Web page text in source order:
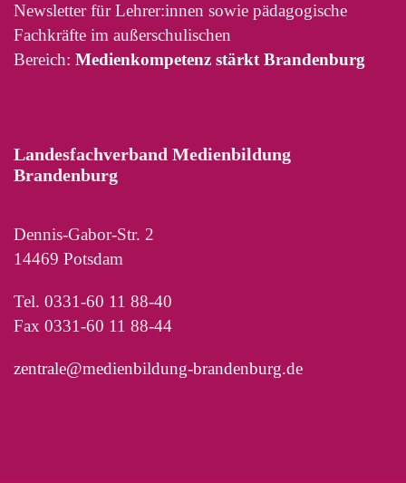
Newsletter für Lehrer:innen sowie pädagogische
Fachkräfte im außerschulischen
Bereich: Medienkompetenz stärkt Brandenburg
Landesfachverband Medienbildung
Brandenburg
Dennis-Gabor-Str. 2
14469 Potsdam
Tel. 0331-60 11 88-40
Fax 0331-60 11 88-44
zentrale@medienbildung-brandenburg.de